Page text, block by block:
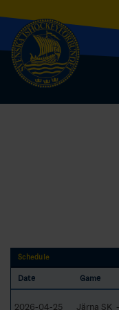
Schedule
Date Game
2026-04-25 Järna SK